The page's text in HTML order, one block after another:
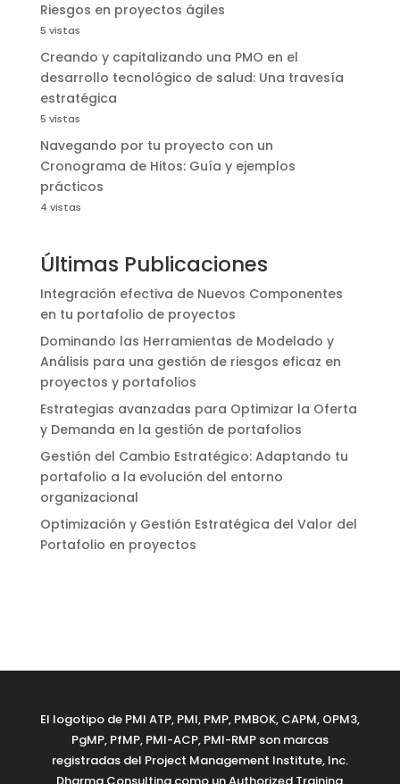
Riesgos en proyectos ágiles
5 vistas
Creando y capitalizando una PMO en el
desarrollo tecnológico de salud: Una travesía
estratégica
5 vistas
Navegando por tu proyecto con un
Cronograma de Hitos: Guía y ejemplos
prácticos
4 vistas
Últimas Publicaciones
Integración efectiva de Nuevos Componentes
en tu portafolio de proyectos
Dominando las Herramientas de Modelado y
Análisis para una gestión de riesgos eficaz en
proyectos y portafolios
Estrategias avanzadas para Optimizar la Oferta
y Demanda en la gestión de portafolios
Gestión del Cambio Estratégico: Adaptando tu
portafolio a la evolución del entorno
organizacional
Optimización y Gestión Estratégica del Valor del
Portafolio en proyectos
El logotipo de PMI ATP, PMI, PMP, PMBOK, CAPM, OPM3,
PgMP, PfMP, PMI-ACP, PMI-RMP son marcas
registradas del Project Management Institute, Inc.
Dharma Consulting como un Authorized Training